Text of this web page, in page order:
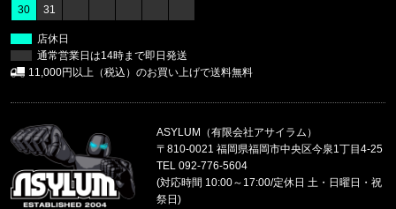
ASYLUM（有限会社アサイラム）
〒810-0021 福岡県福岡市中央区今泉1丁目4-25
TEL 092-776-5604
(対応時間 10:00～17:00/定休日 土・日曜日・祝
祭日)
30
31
店休日
通常営業日は14時まで即日発送
11,000円以上（税込）のお買い上げで送料無料
福岡県のお客様ご注文ありがとうございます。
LIGHTLY LINED TRIANGLE F8
福岡県のお客様ご注文ありがとうございます。
CALVIN KLEIN/カルバンクライン
COTTON STRETCH 5PK TRUNK